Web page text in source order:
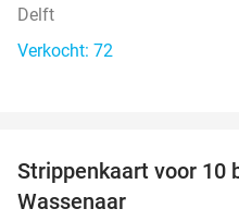
Delft
Verkocht: 72
Strippenkaart voor 10
Wassenaar